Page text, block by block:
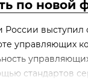
по новой
России
управляющих
стандартов